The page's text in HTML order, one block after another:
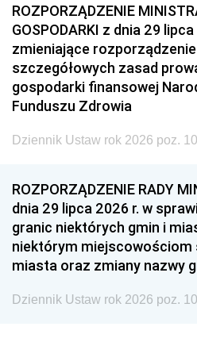
ROZPORZĄDZENIE
GOSPODARKI z dnia 29
zmieniające
szczegółowych zasad
gospodarki finansowej
Funduszu Zdrowia
Dziennik Ustaw rok 2026 poz.
ROZPORZĄDZENIE RADY
dnia 29 lipca 2026 r. w
granic niektórych gmin i
niektórym miejscowościom
miasta oraz zmiany nazwy
Dziennik Ustaw rok 2026 poz.